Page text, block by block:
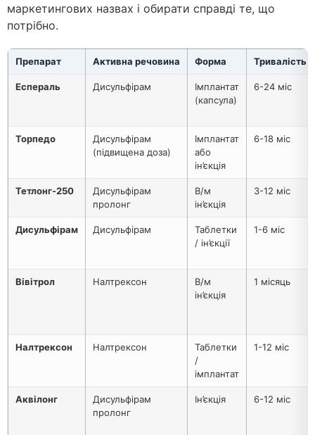
маркетингових назвах і обирати справді те, що
потрібно.
Препарат Активна речовина Форма Тривалість
Еспераль Дисульфірам
Імплантат
(капсула)
6-24 міс
Торпедо
Дисульфірам
(підвищена доза)
Імплантат
або
ін’єкція
6-18 міс
Тетлонг-250
Дисульфірам
пролонг
В/м
ін’єкція
3-12 міс
Дисульфірам Дисульфірам
Таблетки
/ ін’єкції
1-6 міс
Вівітрол Налтрексон
В/м
ін’єкція
1 місяць
Налтрексон Налтрексон
Таблетки
/
імплантат
1-12 міс
Аквілонг
Дисульфірам
пролонг
Ін’єкція 6-12 міс